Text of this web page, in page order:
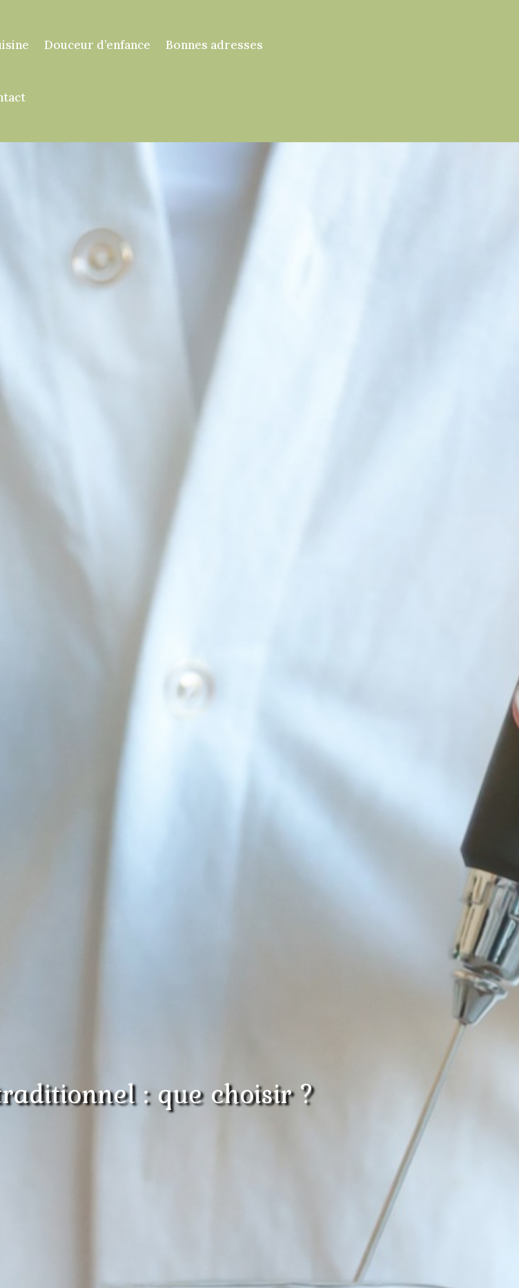
Douceur d’enfance Bonnes adresses
: que choisir ?